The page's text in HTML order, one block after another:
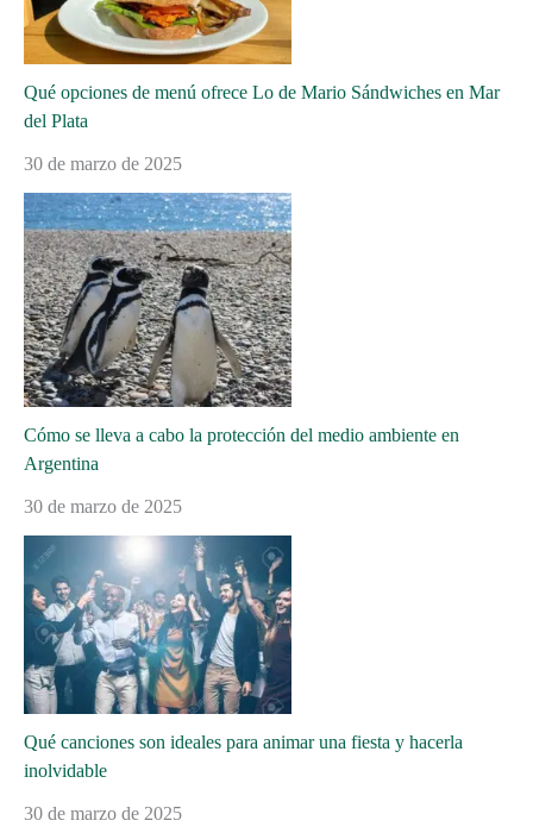
Qué opciones de menú ofrece Lo de Mario Sándwiches en Mar
del Plata
30 de marzo de 2025
Cómo se lleva a cabo la protección del medio ambiente en
Argentina
30 de marzo de 2025
Qué canciones son ideales para animar una fiesta y hacerla
inolvidable
30 de marzo de 2025